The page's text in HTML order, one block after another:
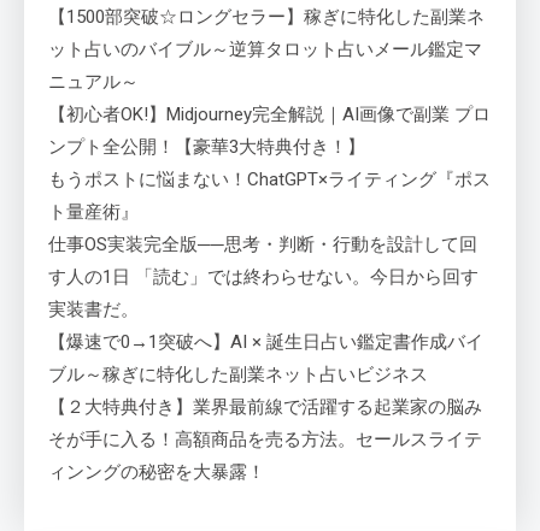
【1500部突破☆ロングセラー】稼ぎに特化した副業ネ
ット占いのバイブル～逆算タロット占いメール鑑定マ
ニュアル～
【初心者OK!】Midjourney完全解説｜AI画像で副業 プロ
ンプト全公開！【豪華3大特典付き！】
もうポストに悩まない！ChatGPT×ライティング『ポス
ト量産術』
仕事OS実装完全版──思考・判断・行動を設計して回
す人の1日 「読む」では終わらせない。今日から回す
実装書だ。
【爆速で0→1突破へ】AI × 誕生日占い鑑定書作成バイ
ブル～稼ぎに特化した副業ネット占いビジネス
【２大特典付き】業界最前線で活躍する起業家の脳み
そが手に入る！高額商品を売る方法。セールスライテ
ィンングの秘密を大暴露！